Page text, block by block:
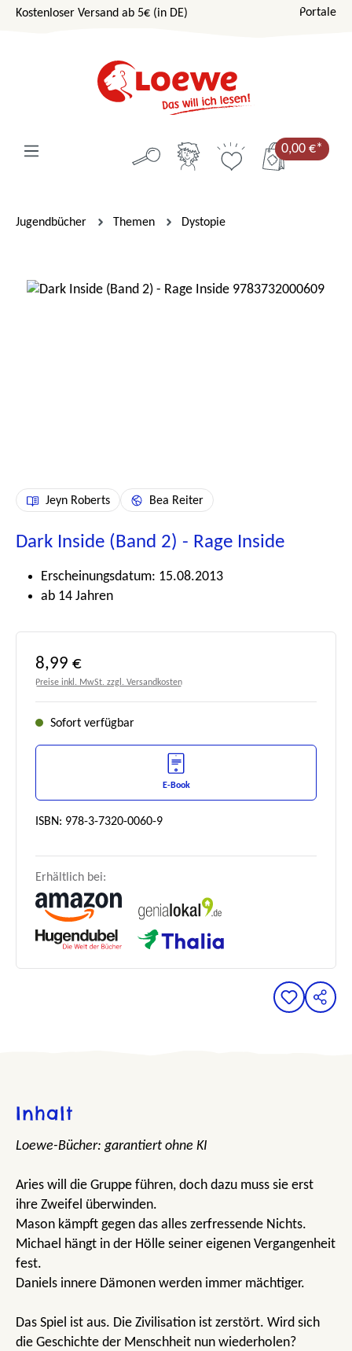
Zum Hauptinhalt springen
Kostenloser Versand ab 5€ (in DE) Portale
0,00 €*
Jugendbücher Themen Dystopie
Bildergalerie überspringen
Jeyn Roberts Bea Reiter
Dark Inside (Band 2) - Rage Inside
Erscheinungsdatum: 15.08.2013
ab 14 Jahren
Regulärer Preis:
8,99 €
Preise inkl. MwSt. zzgl. Versandkosten
Sofort verfügbar
E-Book
ISBN: 978-3-7320-0060-9
Erhältlich bei:
Inhalt
Loewe-Bücher: garantiert ohne KI
Aries will die Gruppe führen, doch dazu muss sie erst
ihre Zweifel überwinden.
Mason kämpft gegen das alles zerfressende Nichts.
Michael hängt in der Hölle seiner eigenen Vergangenheit
fest.
Daniels innere Dämonen werden immer mächtiger.
Das Spiel ist aus. Die Zivilisation ist zerstört. Wird sich
die Geschichte der Menschheit nun wiederholen?